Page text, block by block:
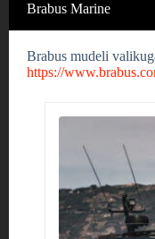
Brabus Marine
Brabus mudeli
https://